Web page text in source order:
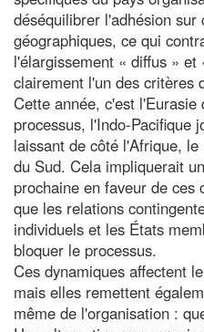
déséquilibrer l'adhésion sur
géographiques, ce qui
l'élargissement « diffus »
clairement l'un des critères
Cette année, c'est l'Eurasie
processus, l'Indo-Pacifique
laissant de côté l'Afrique,
du Sud. Cela impliquerait
prochaine en faveur de
que les relations
individuels et les États
bloquer le processus.
Ces dynamiques affectent
mais elles remettent
même de l'organisation :